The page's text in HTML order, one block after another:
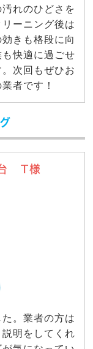
れのひどさを
ーニング後は
きも格段に向
も快適に過ごせ
次回もぜひお
者です！
T様
。業者の方は
明をしてくれ